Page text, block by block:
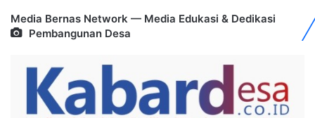
Media Bernas Network — Media Edukasi & Dedikasi
Pembangunan Desa